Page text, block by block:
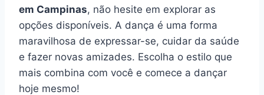
em Campinas, não hesite em explorar as
opções disponíveis. A dança é uma forma
maravilhosa de expressar-se, cuidar da saúde
e fazer novas amizades. Escolha o estilo que
mais combina com você e comece a dançar
hoje mesmo!